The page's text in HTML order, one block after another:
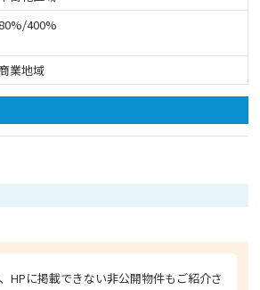
400%
商業地域
HPに掲載できない非公開物件もご紹介さ